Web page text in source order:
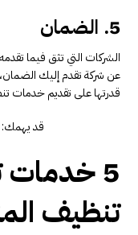
5. الضمان
الشركات التي تثق فيما
عن شركة تقدم إليك
قدرتها على تقديم خدمات
قد
5
تنظيف